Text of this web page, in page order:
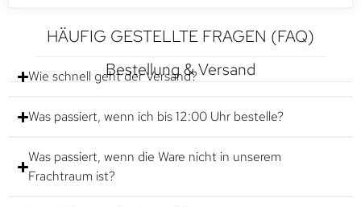
HÄUFIG GESTELLTE FRAGEN (FAQ)
Bestellung & Versand
Wie schnell geht der Versand?
Was passiert, wenn ich bis 12:00 Uhr bestelle?
Was passiert, wenn die Ware nicht in unserem
Frachtraum ist?